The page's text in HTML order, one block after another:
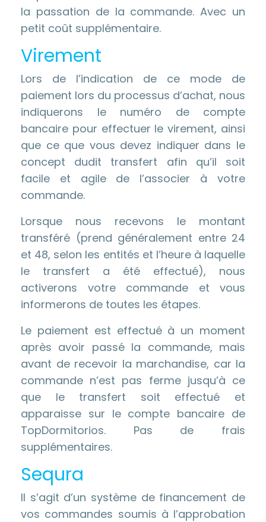
la passation de la commande. Avec un
petit coût supplémentaire.
Virement
Lors de l’indication de ce mode de
paiement lors du processus d’achat, nous
indiquerons le numéro de compte
bancaire pour effectuer le virement, ainsi
que ce que vous devez indiquer dans le
concept dudit transfert afin qu’il soit
facile et agile de l’associer à votre
commande.
Lorsque nous recevons le montant
transféré (prend généralement entre 24
et 48, selon les entités et l’heure à laquelle
le transfert a été effectué), nous
activerons votre commande et vous
informerons de toutes les étapes.
Le paiement est effectué à un moment
après avoir passé la commande, mais
avant de recevoir la marchandise, car la
commande n’est pas ferme jusqu’à ce
que le transfert soit effectué et
apparaisse sur le compte bancaire de
TopDormitorios. Pas de frais
supplémentaires.
Sequra
Il s’agit d’un système de financement de
vos commandes soumis à l’approbation